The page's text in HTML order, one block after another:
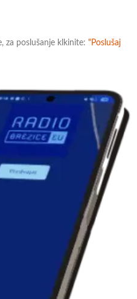
za poslušanje klkinite: "Poslušaj